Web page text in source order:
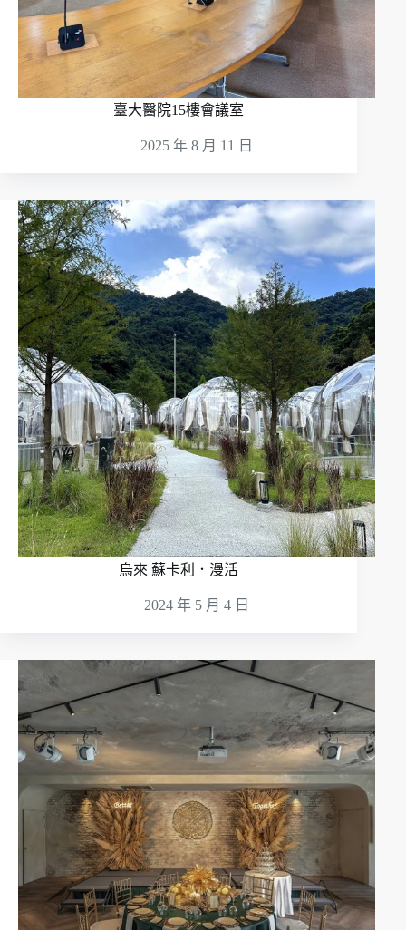
臺大醫院15樓會議室
2025 年 8 月 11 日
烏來 蘇卡利．漫活
2024 年 5 月 4 日